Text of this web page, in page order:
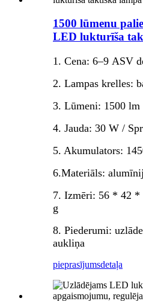
1500 lūmenu
LED lukturīša
1. Cena: 6–9 ASV
2. Lampas krelles:
3. Lūmeni: 1500 lm
4. Jauda: 30 W /
5. Akumulators:
6.Materiāls:
7. Izmēri: 56 * 42 *
g
8. Piederumi:
aukliņa
pieprasījumsdetaļa